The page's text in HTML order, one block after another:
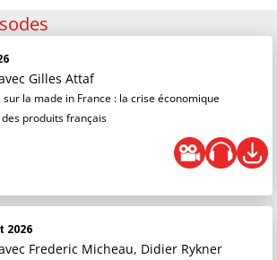
Gilles Attaf
sur la made in France : la crise économique
produits français
2026
Frederic Micheau, Didier Rykner